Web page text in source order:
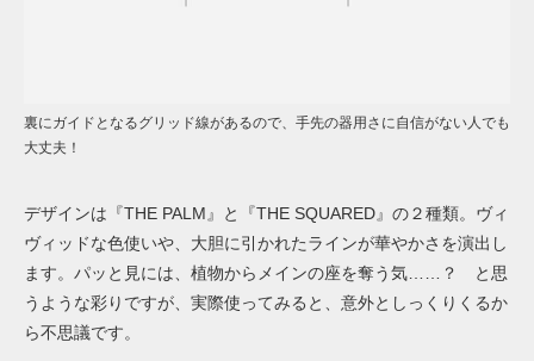
裏にガイドとなるグリッド線があるので、手先の器用さに自信がない人でも
大丈夫！
デザインは『THE PALM』と『THE SQUARED』の２種類。ヴィ
ヴィッドな色使いや、大胆に引かれたラインが華やかさを演出し
ます。パッと見には、植物からメインの座を奪う気……？ と思
うような彩りですが、実際使ってみると、意外としっくりくるか
ら不思議です。